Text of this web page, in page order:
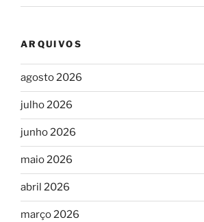
ARQUIVOS
agosto 2026
julho 2026
junho 2026
maio 2026
abril 2026
março 2026